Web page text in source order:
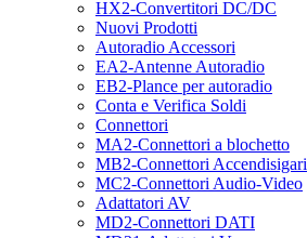
HX2-Convertitori DC/DC
Nuovi Prodotti
Autoradio Accessori
EA2-Antenne Autoradio
EB2-Plance per autoradio
Conta e Verifica Soldi
Connettori
MA2-Connettori a blochetto
MB2-Connettori Accendisigari
MC2-Connettori Audio-Video
Adattatori AV
MD2-Connettori DATI